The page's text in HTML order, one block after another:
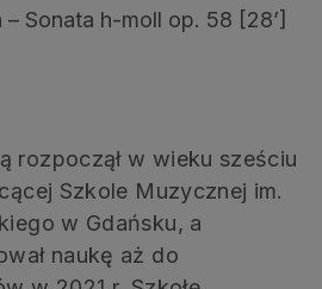
Sonata h-moll op. 58 [28’]
rozpoczął w wieku sześciu
Szkole Muzycznej im.
w Gdańsku, a
naukę aż do